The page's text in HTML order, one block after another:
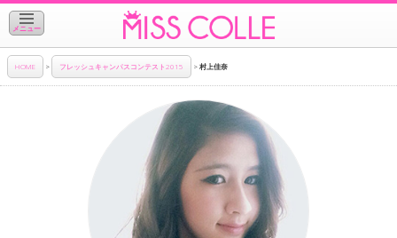
メニュー
HOME > フレッシュキャンパスコンテスト2015 >村上佳奈